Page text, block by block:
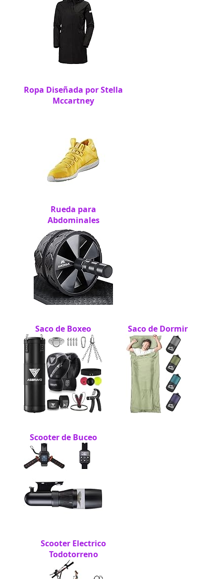
Ropa Diseñada por Stella
Mccartney
Rueda para
Abdominales
Saco de Boxeo Saco de Dormir
Scooter de Buceo
Scooter Electrico
Todotorreno